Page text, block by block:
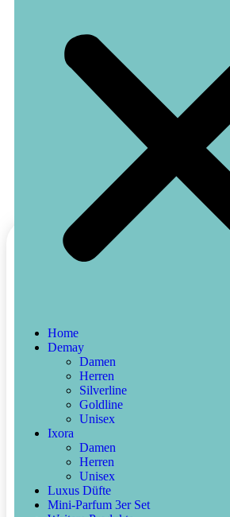
Home
Demay
Damen
Herren
Silverline
Goldline
Unisex
Ixora
Damen
Herren
Unisex
Luxus Düfte
Mini-Parfum 3er Set
Nude
Incl.MwSt
-
In den Warenkorb
Buy Now